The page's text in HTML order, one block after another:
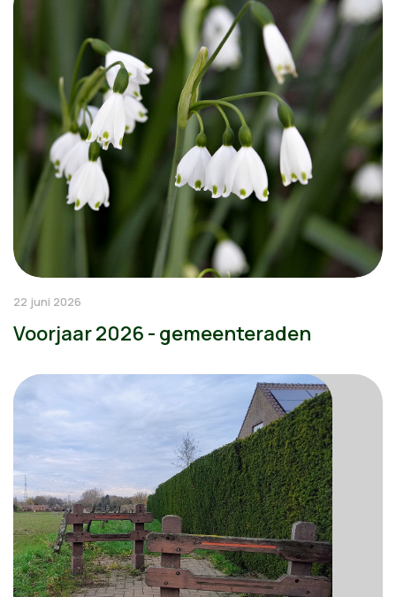
22 juni 2026
Voorjaar 2026 - gemeenteraden